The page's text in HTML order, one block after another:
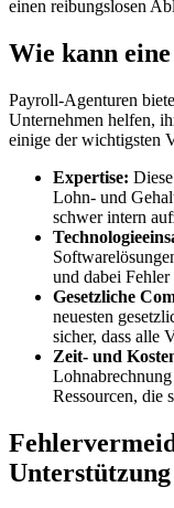
einen reibungslosen
Wie kann
Payroll-Agenturen
Unternehmen helfen,
einige der wichtigsten
Expertise:
Lohn- und
schwer intern
und dabei
Gesetzliche
neuesten
sicher, dass alle
Zeit- und
Ressourcen, die
Unterstützung